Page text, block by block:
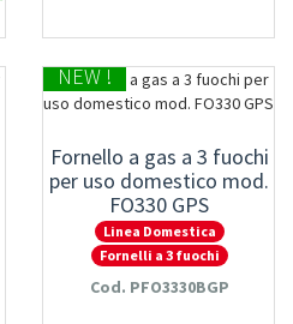
NEW !
Fornello a gas a 3 fuochi
per uso domestico mod.
FO330 GPS
Linea Domestica
Fornelli a 3 fuochi
Cod. PFO3330BGP